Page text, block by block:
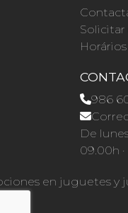
986
De
09.00h ·
en juguetes y